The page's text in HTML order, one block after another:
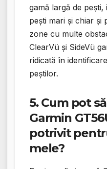
gamă largă de pești,
pești mari și chiar și
zone cu multe
ClearVü și SideVü
ridicată în
peștilor.
5. Cum pot
Garmin
potrivit
mele?